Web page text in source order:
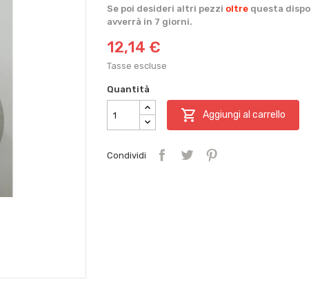
Se poi desideri altri pezzi oltre questa
avverrà in 7 giorni.
12,14 €
Tasse escluse
Quantità
 Aggiungi al carrello
Condividi